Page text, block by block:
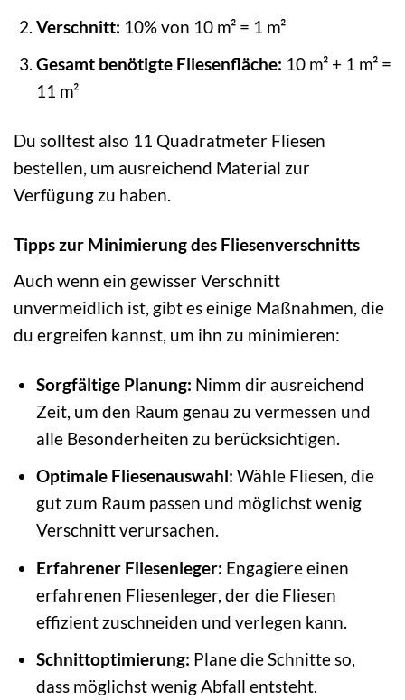
Verschnitt: 10% von 10 m² = 1 m²
Gesamt benötigte Fliesenfläche: 10 m² + 1 m² =
11 m²
Du solltest also 11 Quadratmeter Fliesen
bestellen, um ausreichend Material zur
Verfügung zu haben.
Tipps zur Minimierung des Fliesenverschnitts
Auch wenn ein gewisser Verschnitt
unvermeidlich ist, gibt es einige Maßnahmen, die
du ergreifen kannst, um ihn zu minimieren:
Sorgfältige Planung: Nimm dir ausreichend
Zeit, um den Raum genau zu vermessen und
alle Besonderheiten zu berücksichtigen.
Optimale Fliesenauswahl: Wähle Fliesen, die
gut zum Raum passen und möglichst wenig
Verschnitt verursachen.
Erfahrener Fliesenleger: Engagiere einen
erfahrenen Fliesenleger, der die Fliesen
effizient zuschneiden und verlegen kann.
Schnittoptimierung: Plane die Schnitte so,
dass möglichst wenig Abfall entsteht.